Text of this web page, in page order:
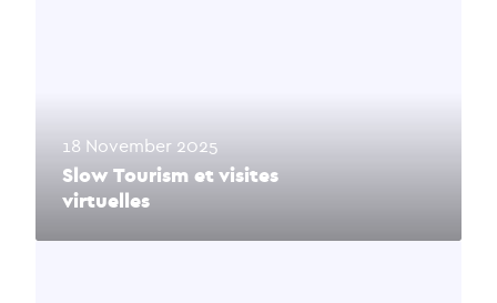
18 November 2025
Slow Tourism et visites
virtuelles